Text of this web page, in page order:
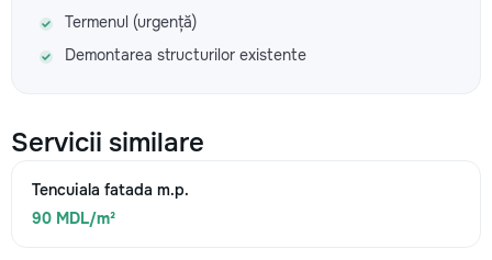
Termenul (urgență)
Demontarea structurilor existente
Servicii similare
Tencuiala fatada m.p.
90 MDL/m²